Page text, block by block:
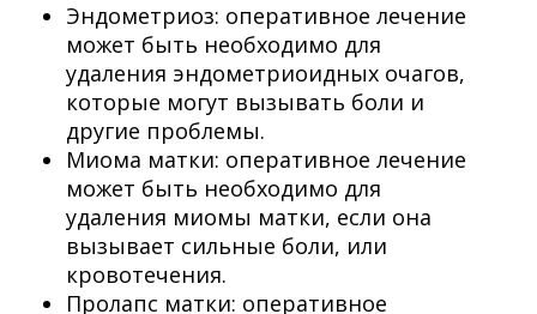
Эндометриоз: оперативное лечение
может быть необходимо для
удаления эндометриоидных очагов,
которые могут вызывать боли и
другие проблемы.
Миома матки: оперативное лечение
может быть необходимо для
удаления миомы матки, если она
вызывает сильные боли, или
кровотечения.
Пролапс матки: оперативное